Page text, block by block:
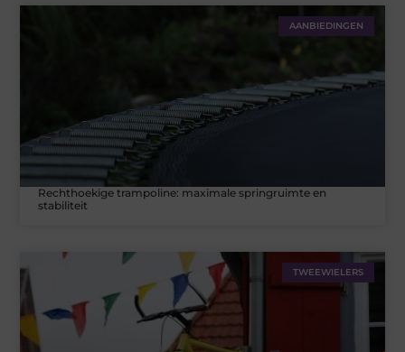
AANBIEDINGEN
Rechthoekige trampoline: maximale springruimte en
stabiliteit
TWEEWIELERS